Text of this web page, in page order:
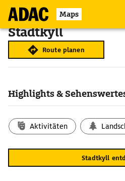
Maps
Stadtkyll
Route planen
Highlights &
Aktivitäten
Stadtkyll